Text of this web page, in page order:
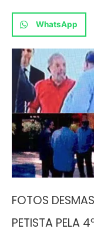
WhatsApp
FOTOS
PETISTA PELA